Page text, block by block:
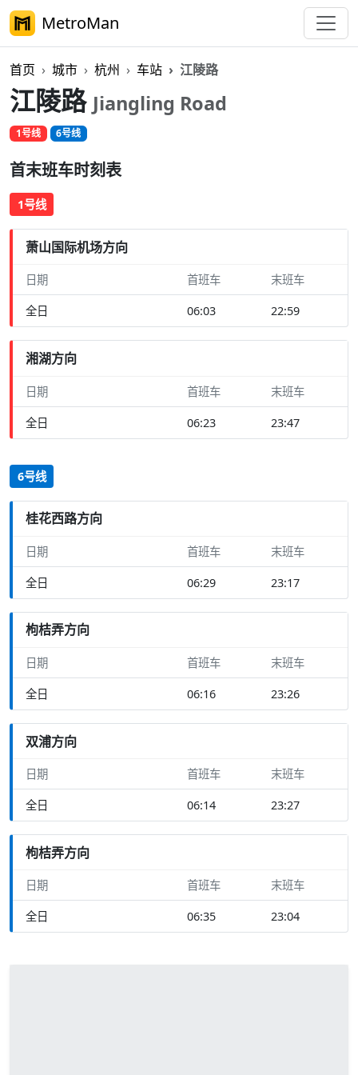
MetroMan
首页 城市 杭州 车站 江陵路
江陵路 Jiangling Road
1号线 6号线
首末班车时刻表
1号线
萧山国际机场方向
日期 首班车 末班车
全日 06:03 22:59
湘湖方向
日期 首班车 末班车
全日 06:23 23:47
6号线
桂花西路方向
日期 首班车 末班车
全日 06:29 23:17
枸桔弄方向
日期 首班车 末班车
全日 06:16 23:26
双浦方向
日期 首班车 末班车
全日 06:14 23:27
枸桔弄方向
日期 首班车 末班车
全日 06:35 23:04